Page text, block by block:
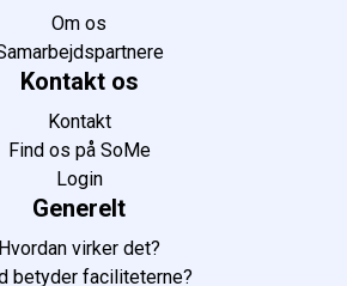
Om os
Kontakt os
Kontakt
Find os på SoMe
Login
Generelt
Hvordan virker det?
betyder faciliteterne?